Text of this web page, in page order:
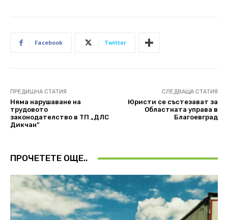
Facebook Twitter
ПРЕДИШНА СТАТИЯ
Няма нарушаване на
трудовото
законодателство в ТП „ДЛС
Дикчан”
СЛЕДВАЩА СТАТИЯ
Юристи се състезават за
Областната управа в
Благоевград
ПРОЧЕТЕТЕ ОЩЕ..